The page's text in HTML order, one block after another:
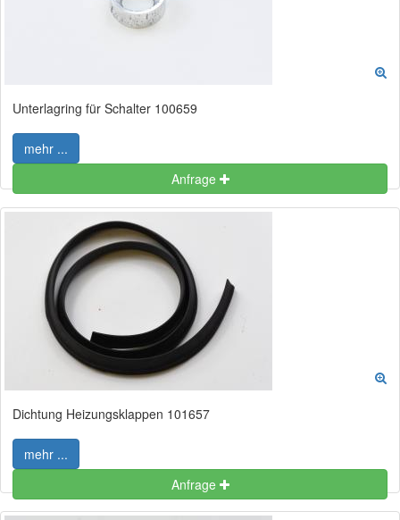
Unterlagring für Schalter 100659
mehr ...
Anfrage
Dichtung Heizungsklappen 101657
mehr ...
Anfrage